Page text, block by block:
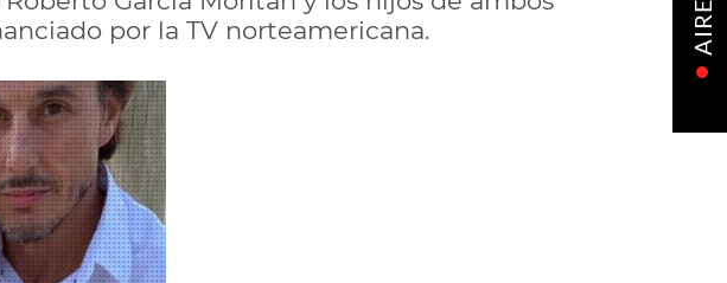
por la TV norteamericana.
AIRE